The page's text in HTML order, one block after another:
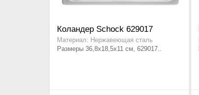
Коландер Schock 629017
Материал: Нержавеющая сталь
Размеры 36,8x18,5x11 см, 629017..